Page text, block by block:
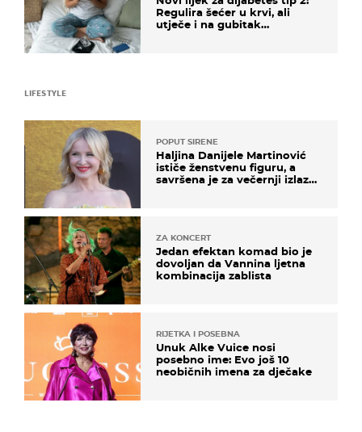
Regulira šećer u krvi, ali
utječe i na gubitak
LIFESTYLE
POPUT SIRENE
Haljina Danijele Martinović
ističe ženstvenu figuru, a
savršena je za večernji izlazak
ZA KONCERT
Jedan efektan komad bio je
dovoljan da Vannina ljetna
kombinacija zablista
RIJETKA I POSEBNA
Unuk Alke Vuice nosi
posebno ime: Evo još 10
neobičnih imena za dječake